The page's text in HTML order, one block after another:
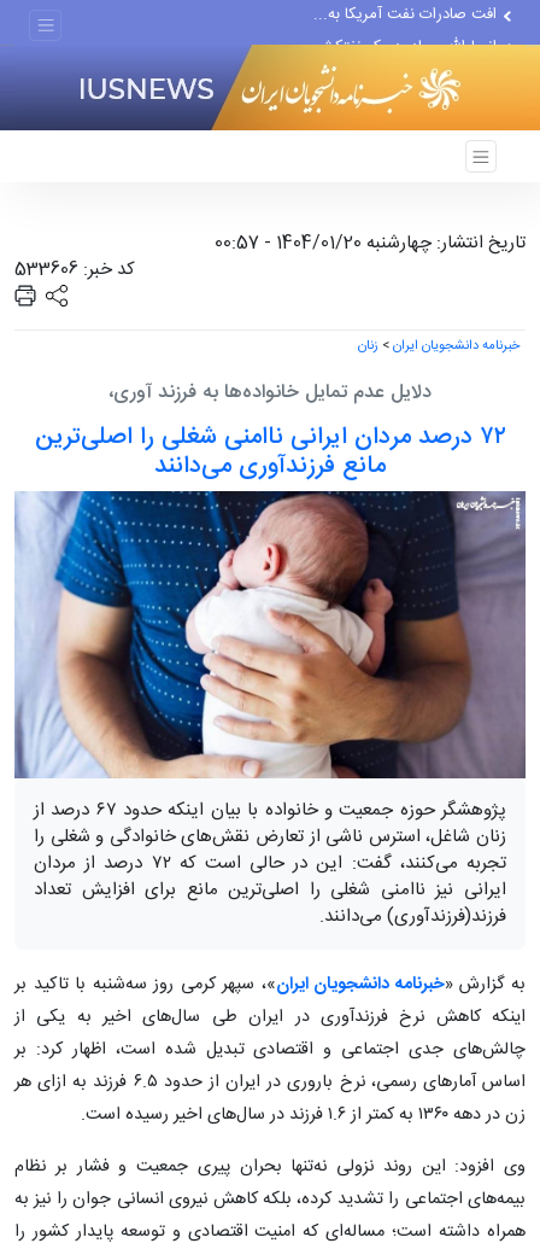
انصارالله حمله به یک نفتکش...
تاریخ انتشار: چهارشنبه 1404/01/20 - 00:57
کد خبر: 533606
خبرنامه دانشجویان ایران> زنان
دلایل عدم تمایل خانواده‌ها به فرزند آوری،
۷۲ درصد مردان ایرانی ناامنی شغلی را اصلی‌ترین
مانع فرزندآوری می‌دانند
پژوهشگر حوزه جمعیت و خانواده با بیان اینکه حدود ۶۷ درصد از
زنان شاغل، استرس ناشی از تعارض نقش‌های خانوادگی و شغلی را
تجربه می‌کنند، گفت: این در حالی است که ۷۲ درصد از مردان
ایرانی نیز ناامنی شغلی را اصلی‌ترین مانع برای افزایش تعداد
فرزند(فرزندآوری) می‌دانند.
به گزارش «خبرنامه دانشجویان ایران»، سپهر کرمی روز سه‌شنبه با تاکید بر
اینکه کاهش نرخ فرزندآوری در ایران طی سال‌های اخیر به یکی از
چالش‌های جدی اجتماعی و اقتصادی تبدیل شده است، اظهار کرد: بر
اساس آمارهای رسمی، نرخ باروری در ایران از حدود ۶.۵ فرزند به ازای هر
زن در دهه‌ ۱۳۶۰ به کمتر از ۱.۶ فرزند در سال‌های اخیر رسیده است.
وی افزود: این روند نزولی نه‌تنها بحران پیری جمعیت و فشار بر نظام
بیمه‌های اجتماعی را تشدید کرده، بلکه کاهش نیروی انسانی جوان را نیز به
همراه داشته است؛ مساله‌ای که امنیت اقتصادی و توسعه‌ پایدار کشور را